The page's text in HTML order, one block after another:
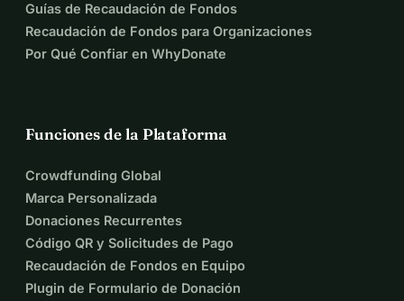
Guías de Recaudación de Fondos
Recaudación de Fondos para Organizaciones
Por Qué Confiar en WhyDonate
Funciones de la Plataforma
Crowdfunding Global
Marca Personalizada
Donaciones Recurrentes
Código QR y Solicitudes de Pago
Recaudación de Fondos en Equipo
Plugin de Formulario de Donación